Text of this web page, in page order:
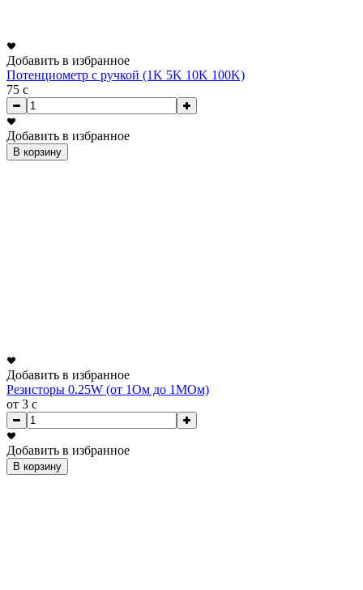
Добавить в избранное
Потенциометр с ручкой (1K 5K 10K 100K)
75 c
Добавить в избранное
В корзину
Добавить в избранное
Резисторы 0.25W (от 1Ом до 1МОм)
от 3 c
Добавить в избранное
В корзину